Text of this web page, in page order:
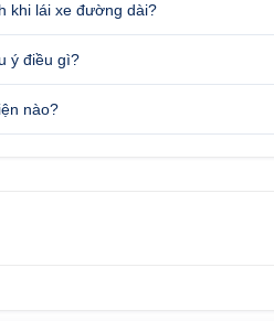
khi lái xe đường dài?
ý điều gì?
nào?